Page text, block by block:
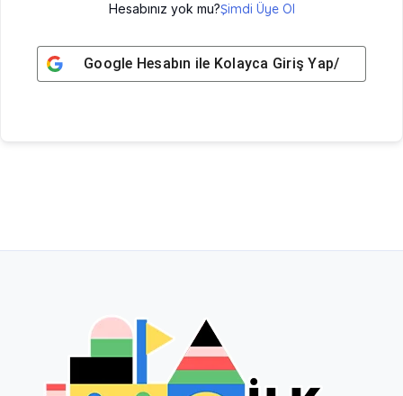
Hesabınız yok mu?Şimdi Üye Ol
Google Hesabın ile Kolayca Giriş Yap/ Üye Ol